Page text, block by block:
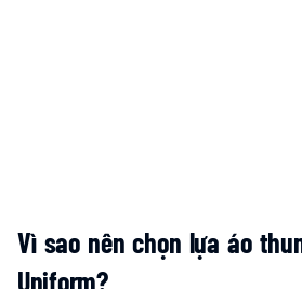
Vì sao nên chọn lựa áo
Uniform?